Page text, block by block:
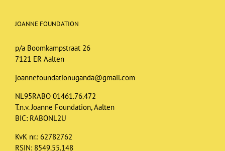
JOANNE FOUNDATION
p/a Boomkampstraat 26
7121 ER Aalten
joannefoundationuganda@gmail.com
NL95RABO 01461.76.472
T.n.v. Joanne Foundation, Aalten
BIC: RABONL2U
KvK nr.: 62782762
RSIN: 8549.55.148